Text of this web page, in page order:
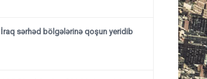
İraq sərhəd bölgələrinə qoşun yeridib